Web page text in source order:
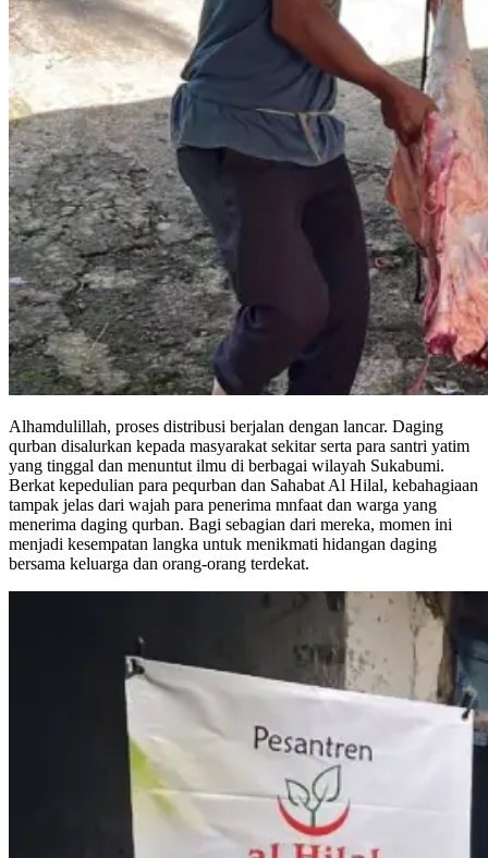
Alhamdulillah, proses distribusi berjalan dengan lancar. Daging
qurban disalurkan kepada masyarakat sekitar serta para santri yatim
yang tinggal dan menuntut ilmu di berbagai wilayah Sukabumi.
Berkat kepedulian para pequrban dan Sahabat Al Hilal, kebahagiaan
tampak jelas dari wajah para penerima mnfaat dan warga yang
menerima daging qurban. Bagi sebagian dari mereka, momen ini
menjadi kesempatan langka untuk menikmati hidangan daging
bersama keluarga dan orang-orang terdekat.